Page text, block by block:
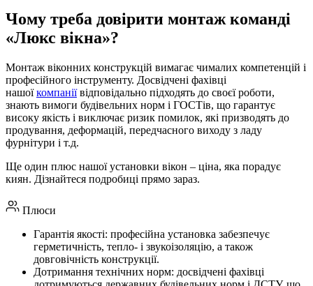
Чому треба довірити монтаж команді
«Люкс вікна»?
Монтаж віконних конструкцій вимагає чималих компетенцій і
професійного інструменту. Досвідчені фахівці
нашоїкомпаніївідповідально підходять до своєї роботи,
знають вимоги будівельних норм і ГОСТів, що гарантує
високу якість і виключає ризик помилок, які призводять до
продування, деформацій, передчасного виходу з ладу
фурнітури і т.д.
Ще один плюс нашої установки вікон – ціна, яка порадує
киян. Дізнайтеся подробиці прямо зараз.
Плюси
Гарантія якості: професійна установка забезпечує
герметичність, тепло- і звукоізоляцію, а також
довговічність конструкції.
Дотримання технічних норм: досвідчені фахівці